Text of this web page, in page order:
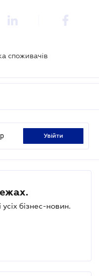
споживачів
увійти
бізнес-новин.